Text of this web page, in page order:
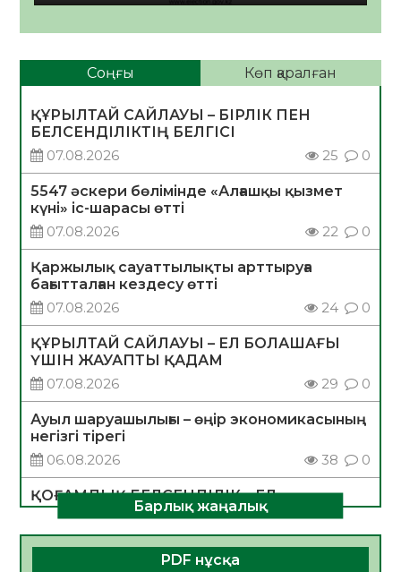
Соңғы Көп қаралған
ҚҰРЫЛТАЙ САЙЛАУЫ – БІРЛІК ПЕН
БЕЛСЕНДІЛІКТІҢ БЕЛГІСІ
07.08.2026
25 0
5547 әскери бөлімінде «Алғашқы қызмет
күні» іс-шарасы өтті
07.08.2026
22 0
Қаржылық сауаттылықты арттыруға
бағытталған кездесу өтті
07.08.2026
24 0
ҚҰРЫЛТАЙ САЙЛАУЫ – ЕЛ БОЛАШАҒЫ
ҮШІН ЖАУАПТЫ ҚАДАМ
07.08.2026
29 0
Ауыл шаруашылығы – өңір экономикасының
негізгі тірегі
06.08.2026
38 0
ҚОҒАМДЫҚ БЕЛСЕНДІЛІК – ЕЛ
ДАМУЫНЫҢ НЕГІЗІ
06.08.2026
35 0
Барлық жаңалық
PDF нұсқа